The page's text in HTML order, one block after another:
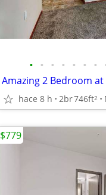
• • • • • • •
hace 8 h 2br746ft2
$779